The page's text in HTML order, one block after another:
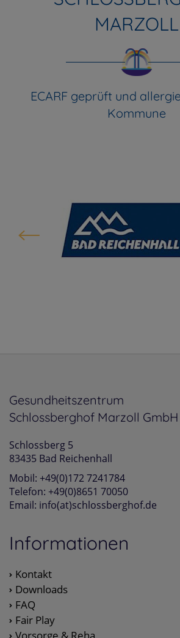
MARZOLL
ECARF geprüft und
Kommune
Gesundheitszentrum
Schlossberghof Marzoll GmbH
Schlossberg 5
83435 Bad Reichenhall
Mobil: +49(0)172 7241784
Telefon: +49(0)8651 70050
Email: info(at)schlossberghof.de
Informationen
Kontakt
Downloads
FAQ
Fair Play
Vorsorge & Reha